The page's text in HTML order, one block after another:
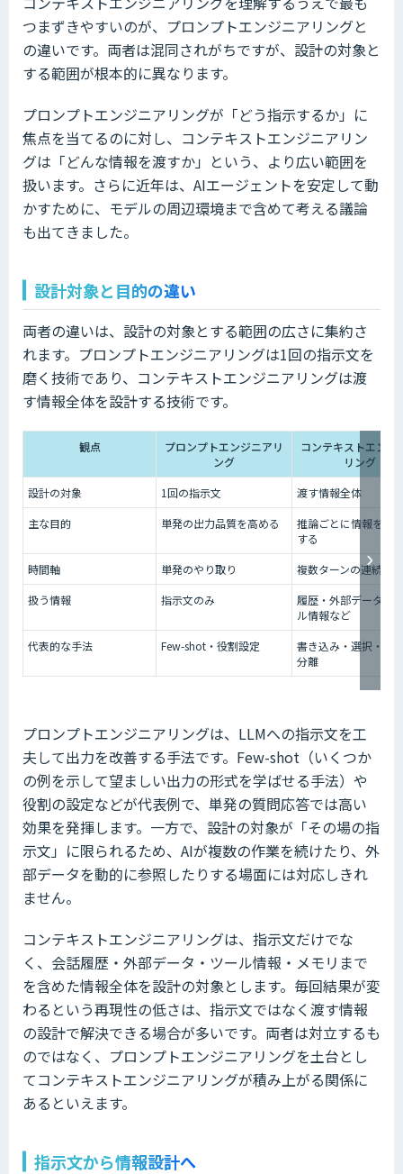
つまずきやすいのが、プロンプトエンジニアリングと
の違いです。両者は混同されがちですが、設計の対象と
する範囲が根本的に異なります。
プロンプトエンジニアリングが「どう指示するか」に
焦点を当てるのに対し、コンテキストエンジニアリン
グは「どんな情報を渡すか」という、より広い範囲を
扱います。さらに近年は、AIエージェントを安定して動
かすために、モデルの周辺環境まで含めて考える議論
も出てきました。
設計対象と目的の違い
両者の違いは、設計の対象とする範囲の広さに集約さ
れます。プロンプトエンジニアリングは1回の指示文を
磨く技術であり、コンテキストエンジニアリングは渡
す情報全体を設計する技術です。
観点
プロンプトエンジニアリ
ング
コンテキストエンジ
リング
設計の対象
1回の指示文
渡す情報全体
主な目的
単発の出力品質を高める
推論ごとに情報を最
する
時間軸
単発のやり取り
複数ターンの連続作業
扱う情報
指示文のみ
履歴・外部データ・
ル情報など
代表的な手法
Few-shot・役割設定
書き込み・選択・圧
分離
プロンプトエンジニアリングは、LLMへの指示文を工
夫して出力を改善する手法です。Few-shot（いくつか
の例を示して望ましい出力の形式を学ばせる手法）や
役割の設定などが代表例で、単発の質問応答では高い
効果を発揮します。一方で、設計の対象が「その場の指
示文」に限られるため、AIが複数の作業を続けたり、外
部データを動的に参照したりする場面には対応しきれ
ません。
コンテキストエンジニアリングは、指示文だけでな
く、会話履歴・外部データ・ツール情報・メモリまで
を含めた情報全体を設計の対象とします。毎回結果が変
わるという再現性の低さは、指示文ではなく渡す情報
の設計で解決できる場合が多いです。両者は対立するも
のではなく、プロンプトエンジニアリングを土台とし
てコンテキストエンジニアリングが積み上がる関係に
あるといえます。
指示文から情報設計へ